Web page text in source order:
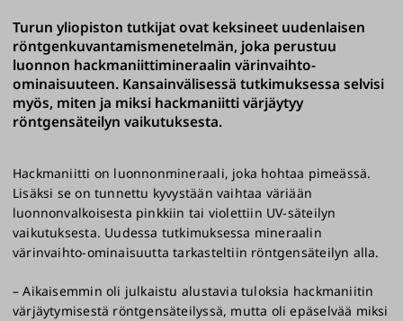
Turun yliopiston tutkijat ovat keksineet uudenlaisen
röntgenkuvantamismenetelmän, joka perustuu
luonnon hackmaniittimineraalin värinvaihto-
ominaisuuteen. Kansainvälisessä tutkimuksessa selvisi
myös, miten ja miksi hackmaniitti värjäytyy
röntgensäteilyn vaikutuksesta.
Hackmaniitti on luonnonmineraali, joka hohtaa pimeässä.
Lisäksi se on tunnettu kyvystään vaihtaa väriään
luonnonvalkoisesta pinkkiin tai violettiin UV-säteilyn
vaikutuksesta. Uudessa tutkimuksessa mineraalin
värinvaihto-ominaisuutta tarkasteltiin röntgensäteilyn alla.
– Aikaisemmin oli julkaistu alustavia tuloksia hackmaniitin
värjäytymisestä röntgensäteilyssä, mutta oli epäselvää miksi